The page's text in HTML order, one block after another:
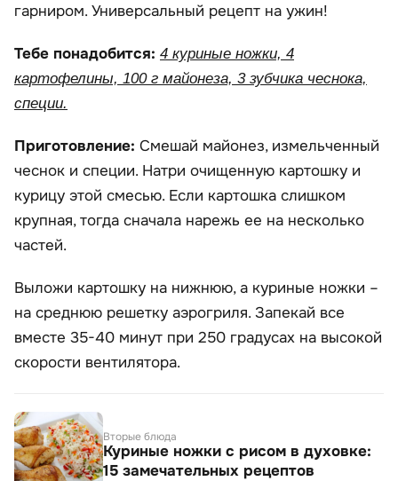
гарниром. Универсальный рецепт на ужин!
Тебе понадобится: 4 куриные ножки, 4
картофелины, 100 г майонеза, 3 зубчика чеснока,
специи.
Приготовление: Смешай майонез, измельченный
чеснок и специи. Натри очищенную картошку и
курицу этой смесью. Если картошка слишком
крупная, тогда сначала нарежь ее на несколько
частей.
Выложи картошку на нижнюю, а куриные ножки –
на среднюю решетку аэрогриля. Запекай все
вместе 35-40 минут при 250 градусах на высокой
скорости вентилятора.
Вторые блюда
Куриные ножки с рисом в духовке:
15 замечательных рецептов